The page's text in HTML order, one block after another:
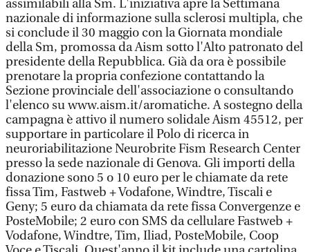
assimilabili alla Sm. L'iniziativa apre la Settimana
nazionale di informazione sulla sclerosi multipla, che
si conclude il 30 maggio con la Giornata mondiale
della Sm, promossa da Aism sotto l'Alto patronato del
presidente della Repubblica. Già da ora è possibile
prenotare la propria confezione contattando la
Sezione provinciale dell'associazione o consultando
l'elenco su www.aism.it/aromatiche. A sostegno della
campagna è attivo il numero solidale Aism 45512, per
supportare in particolare il Polo di ricerca in
neuroriabilitazione Neurobrite Fism Research Center
presso la sede nazionale di Genova. Gli importi della
donazione sono 5 o 10 euro per le chiamate da rete
fissa Tim, Fastweb + Vodafone, Windtre, Tiscali e
Geny; 5 euro da chiamata da rete fissa Convergenze e
PosteMobile; 2 euro con SMS da cellulare Fastweb +
Vodafone, Windtre, Tim, Iliad, PosteMobile, Coop